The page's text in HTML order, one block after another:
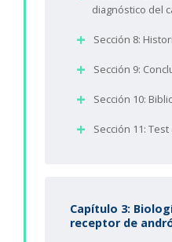
diagnóstico del
Sección 8:
Sección 9:
Sección 10:
Sección 11:
Capítulo 3:
receptor de